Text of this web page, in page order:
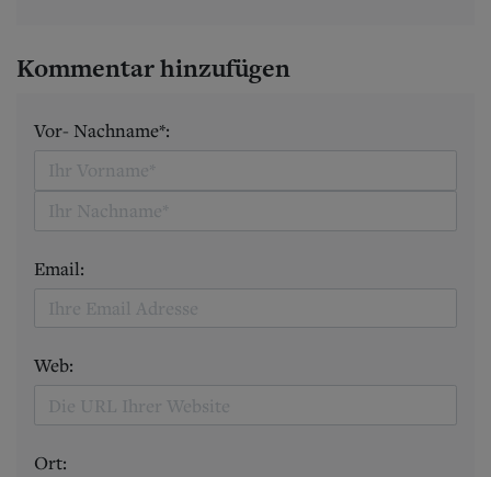
Kommentar hinzufügen
Vor- Nachname*:
Email:
Web:
Ort: